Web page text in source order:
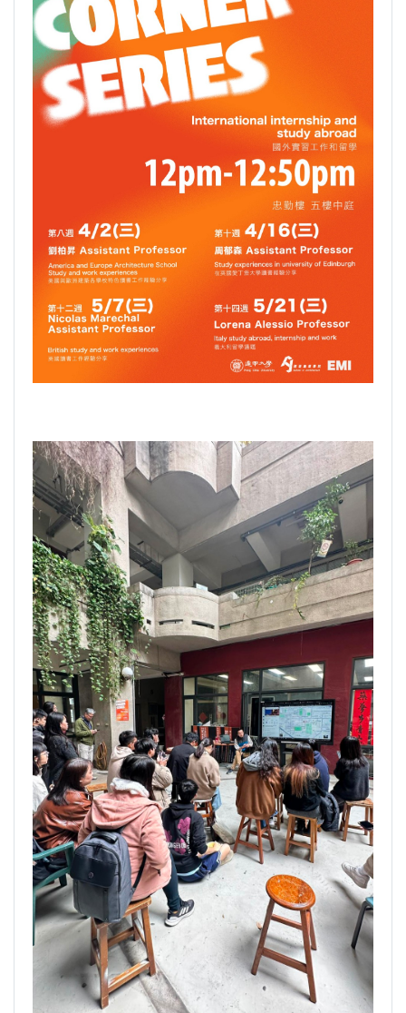
知・智慧行動
2025.08.31 逢甲大學泰國校友會第13&14屆
會長交接典禮 泰國三日之旅
逢甲大學加東校友會 2025 Aug 31 聚會
逢甲大學泰國校友會45周年慶 暨第13、14屆
會長交接圓滿成功！
逢甲大學泰國校友會 第45週年會員大會 於昭披
逢甲資電科技與未來系列演講 10/14 簡良益 董
事長 (掌門精釀啤酒)